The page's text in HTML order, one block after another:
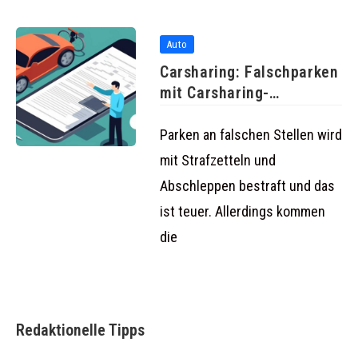
Auto
Carsharing: Falschparken
mit Carsharing-
mit herkömmlichen
Parken an falschen Stellen wird
mit Strafzetteln und
Abschleppen bestraft und das
ist teuer. Allerdings kommen
die
Redaktionelle Tipps